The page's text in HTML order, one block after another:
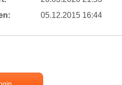
05.12.2015 16:44